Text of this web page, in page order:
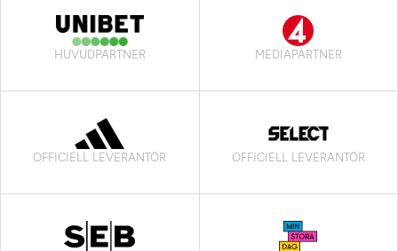
HUVUDPARTNER MEDIAPARTNER
OFFICIELL LEVERANTÖR OFFICIELL LEVERANTÖR